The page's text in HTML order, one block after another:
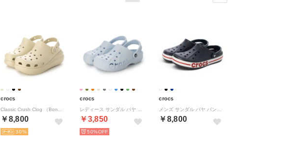
crocs
￥8,800
30
crocs
￥3,850
50%
crocs
￥8,800